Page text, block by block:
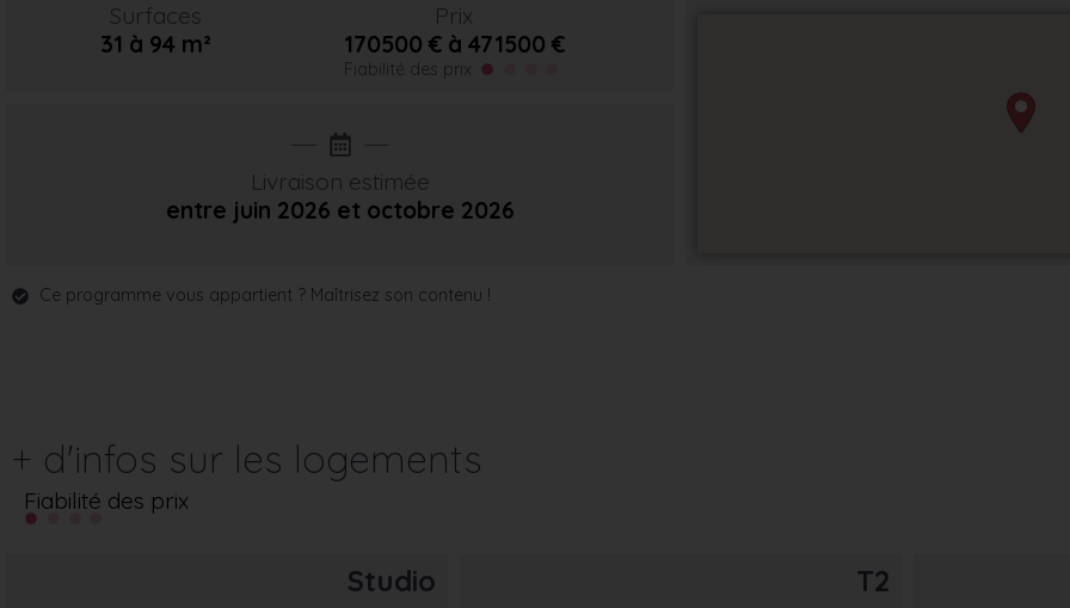
Surfaces
31 à 94 m²
Prix
170500 € à 471500 €
Fiabilité des prix
Livraison estimée
entre juin 2026 et octobre 2026
Ce programme vous appartient ? Maîtrisez son contenu !
+ d'infos sur les logements
Fiabilité des prix
Studio T2